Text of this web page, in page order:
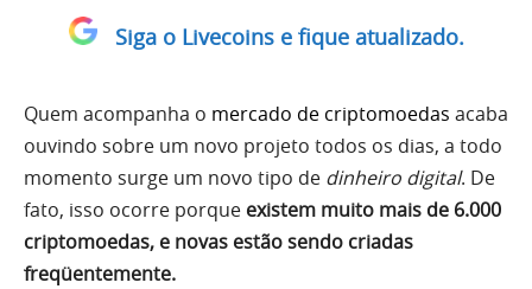
Siga o Livecoins e fique atualizado.
Quem acompanha o mercado de criptomoedas acaba
ouvindo sobre um novo projeto todos os dias, a todo
momento surge um novo tipo de dinheiro digital. De
fato, isso ocorre porque existem muito mais de 6.000
criptomoedas, e novas estão sendo criadas
freqüentemente.